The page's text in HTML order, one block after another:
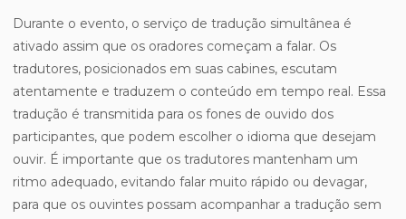
Durante o evento, o serviço de tradução simultânea é
ativado assim que os oradores começam a falar. Os
tradutores, posicionados em suas cabines, escutam
atentamente e traduzem o conteúdo em tempo real. Essa
tradução é transmitida para os fones de ouvido dos
participantes, que podem escolher o idioma que desejam
ouvir. É importante que os tradutores mantenham um
ritmo adequado, evitando falar muito rápido ou devagar,
para que os ouvintes possam acompanhar a tradução sem